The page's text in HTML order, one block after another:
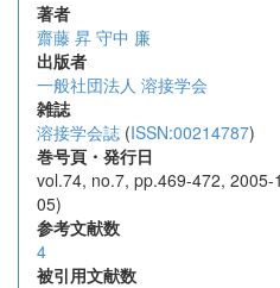
著者
齋藤 昇 守中 廉
出版者
一般社団法人 溶接学会
雑誌
溶接学会誌 (ISSN:00214787)
巻号頁・発行日
vol.74, no.7, pp.469-472,
05)
参考文献数
4
被引用文献数